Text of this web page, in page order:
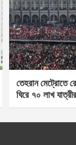
তেহরান মেট্রোতে
ঘিরে ৭০ লাখ